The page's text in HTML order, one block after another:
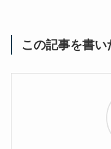
この記事を書い